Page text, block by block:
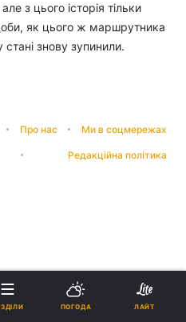
з цього історія тільки
як цього ж маршрутника
знову зупинили.
Про нас Ми в соцмережах
Редакційна політика
ПОГОДА ЛАЙТ